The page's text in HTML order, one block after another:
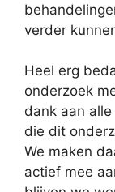
verder
Heel erg
onderzoek
dank aan
die dit
We maken
actief mee